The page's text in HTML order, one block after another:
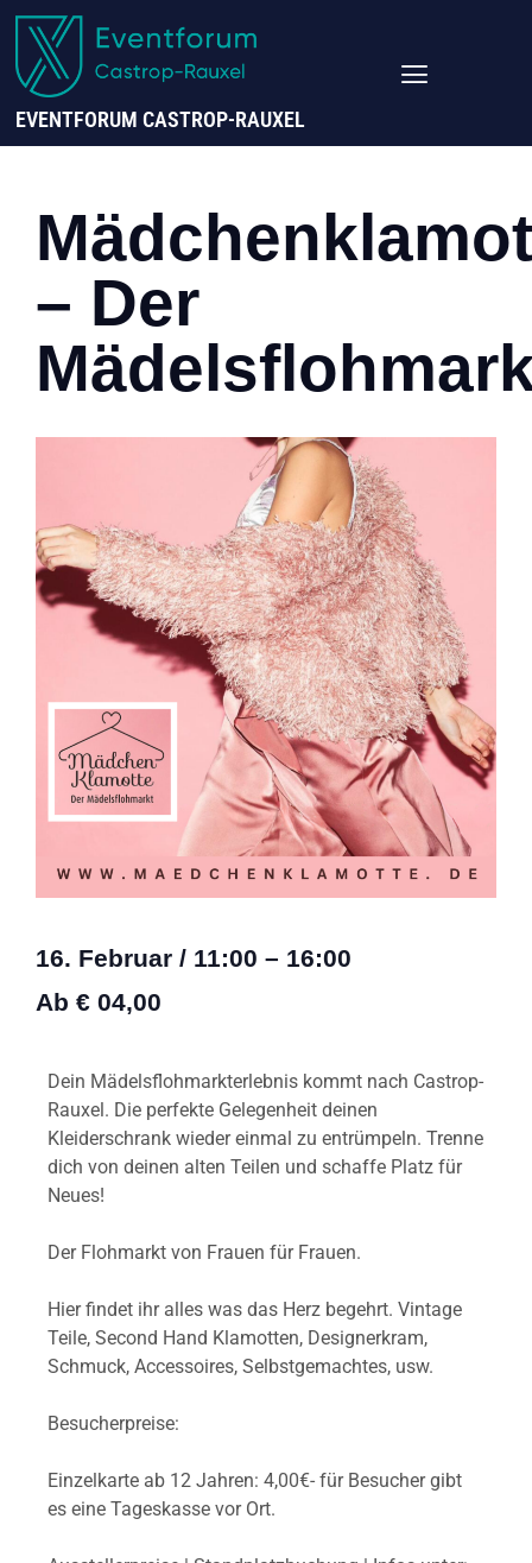
EVENTFORUM CASTROP-RAUXEL
– Der
16. Februar / 11:00 – 16:00
Ab € 04,00
Dein Mädelsflohmarkterlebnis kommt nach Castrop-
Rauxel. Die perfekte Gelegenheit deinen
Kleiderschrank wieder einmal zu entrümpeln. Trenne
dich von deinen alten Teilen und schaffe Platz für
Neues!
Der Flohmarkt von Frauen für Frauen.
Hier findet ihr alles was das Herz begehrt. Vintage
Teile, Second Hand Klamotten, Designerkram,
Schmuck, Accessoires, Selbstgemachtes, usw.
Besucherpreise:
Einzelkarte ab 12 Jahren: 4,00€- für Besucher gibt
es eine Tageskasse vor Ort.